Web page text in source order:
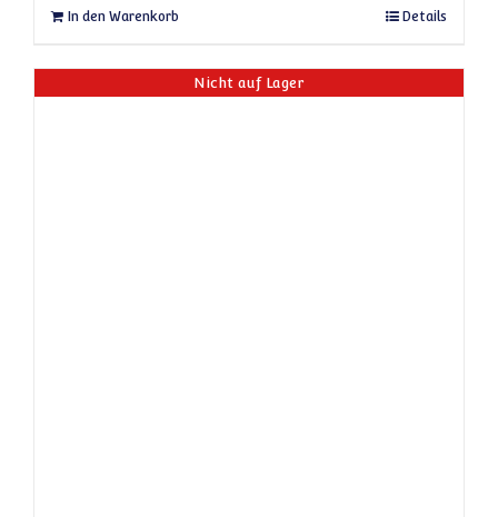
In den Warenkorb Details
Nicht auf Lager